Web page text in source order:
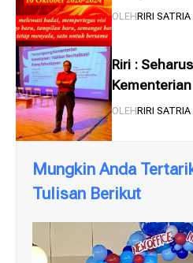
Tengah Badai
OLEHRIRI SATRIA
Riri :
Tersendiri
OLEHRIRI SATRIA
Mungkin Anda
Tulisan Berikut